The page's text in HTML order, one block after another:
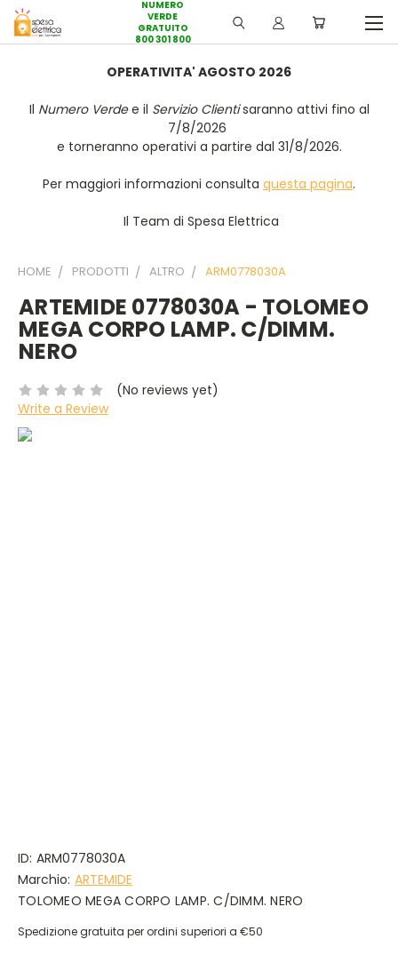
NUMERO
VERDE
GRATUITO
800 301 800
OPERATIVITA' AGOSTO 2026
Il Numero Verdee il Servizio Clientisaranno attivi fino al
7/8/2026
e torneranno operativi a partire dal 31/8/2026.
Per maggiori informazioni consulta questa pagina.
Il Team di Spesa Elettrica
HOME PRODOTTI ALTRO ARM0778030A
ARTEMIDE 0778030A - TOLOMEO
MEGA CORPO LAMP. C/DIMM.
NERO
(No reviews yet)
Write a Review
ID: ARM0778030A
Marchio: ARTEMIDE
TOLOMEO MEGA CORPO LAMP. C/DIMM. NERO
Spedizione gratuita per ordini superiori a €50